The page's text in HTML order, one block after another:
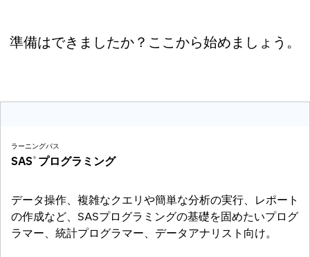
準備はできましたか？ここから始めましょう。
ラーニングパス
SAS ® プログラミング
データ操作、複雑なクエリや簡単な分析の実行、レポート
の作成など、SASプログラミングの基礎を固めたいプログ
ラマー、統計プログラマー、データアナリスト向け。